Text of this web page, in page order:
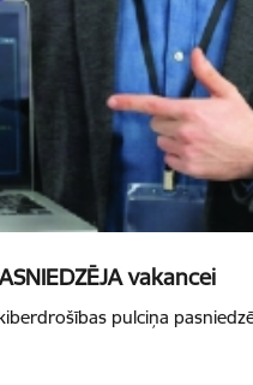
vakancei
pulciņa